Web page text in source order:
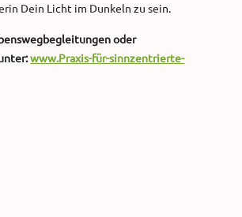
Dein Licht im Dunkeln zu sein.
oder
www.Praxis-für-sinnzentrierte-